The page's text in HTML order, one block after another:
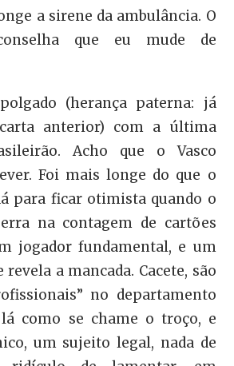
a sirene da ambulância. O
que eu mude de
(herança paterna: já
anterior) com a última
Acho que o Vasco
Foi mais longe do que o
para ficar otimista quando o
na contagem de cartões
jogador fundamental, e um
a mancada. Cacete, são
no departamento
como se chame o troço, e
um sujeito legal, nada de